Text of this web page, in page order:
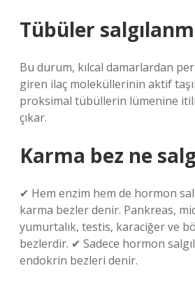
Tübüler
Bu durum, kılcal damarlardan
giren ilaç moleküllerinin aktif
proksimal tübüllerin lümenine
çıkar.
Karma bez ne
✔ Hem enzim hem de hormon
karma bezler denir. Pankreas,
yumurtalık, testis, karaciğer ve
bezlerdir. ✔ Sadece hormon
endokrin bezleri denir.